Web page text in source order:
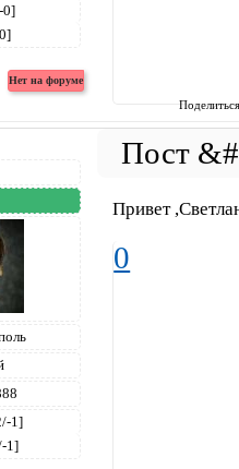
0]
1]
1]
Привет
0